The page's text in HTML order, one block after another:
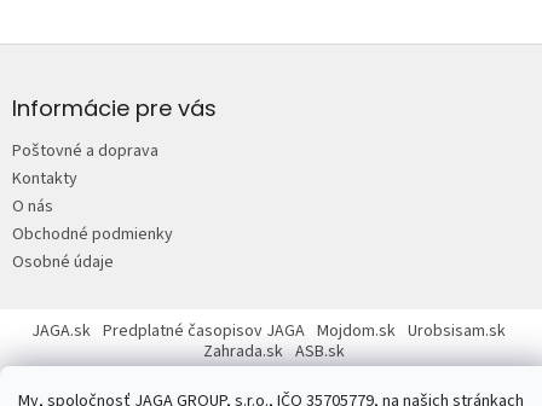
My, spoločnosť JAGA GROUP, s.r.o., IČO 35705779, na našich stránkach
p
e
Informácie pre vás
Poštovné a doprava
Kontakty
O nás
Obchodné podmienky
Osobné údaje
JAGA.sk Predplatné časopisov JAGA Mojdom.sk Urobsisam.sk
Zahrada.sk ASB.sk